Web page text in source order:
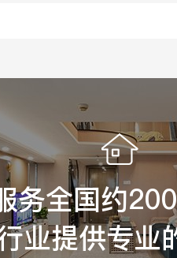
务全国约
业提供专业